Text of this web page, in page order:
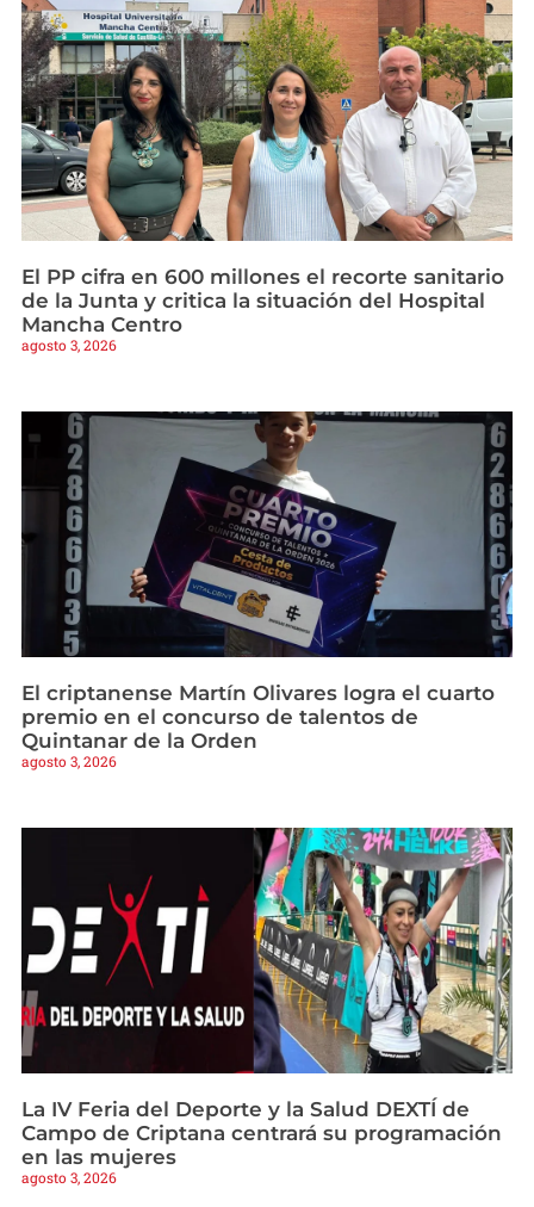
El PP cifra en 600 millones el recorte sanitario
de la Junta y critica la situación del Hospital
Mancha Centro
agosto 3, 2026
El criptanense Martín Olivares logra el cuarto
premio en el concurso de talentos de
Quintanar de la Orden
agosto 3, 2026
La IV Feria del Deporte y la Salud DEXTÍ de
Campo de Criptana centrará su programación
en las mujeres
agosto 3, 2026